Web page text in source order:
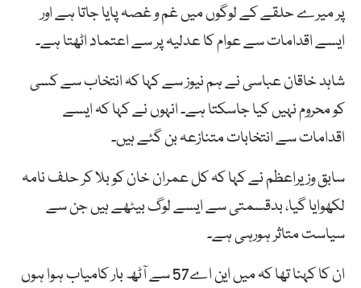
پر میرے حلقے کے لوگوں میں غم و غصہ پایا جاتا ہے اور
ایسے اقدامات سے عوام کا عدلیہ پر سے اعتماد اٹھتا ہے۔
شاہد خاقان عباسی نے ہم نیوز سے کہا کہ انتخاب سے کسی
کو محروم نہیں کیا جاسکتا ہے۔ انہوں نے کہا کہ ایسے
اقدامات سے انتخابات متنازعہ بن گئے ہیں۔
سابق وزیراعظم نے کہا کہ کل عمران خان کو بلا کر حلف نامہ
لکھوایا گیا، بدقسمتی سے ایسے لوگ بیٹھے ہیں جن سے
سیاست متاثر ہورہی ہے۔
ان کا کہنا تھا کہ میں این اے57 سے آٹھ بار کامیاب ہوا ہوں